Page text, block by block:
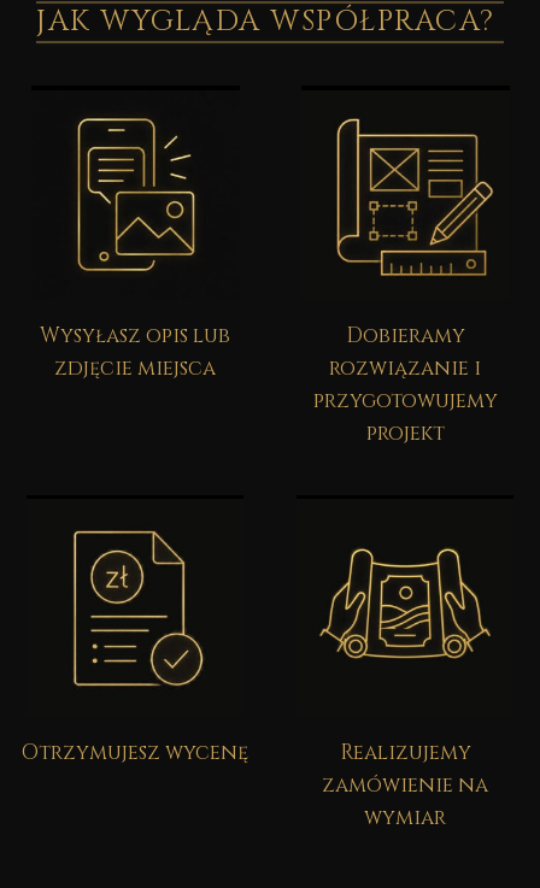
JAK WYGLĄDA WSPÓŁPRACA?
Wysyłasz opis lub
zdjęcie miejsca
Dobieramy
rozwiązanie i
przygotowujemy
projekt
Otrzymujesz wycenę
Realizujemy
zamówienie na
wymiar